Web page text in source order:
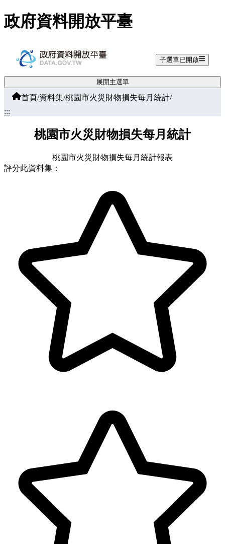
跳至主要內容
政府資料開放平臺
子選單已開啟
展開主選單
首頁/資料集/桃園市火災財物損失每月統計/
:::
桃園市火災財物損失每月統計
桃園市火災財物損失每月統計報表
評分此資料集：